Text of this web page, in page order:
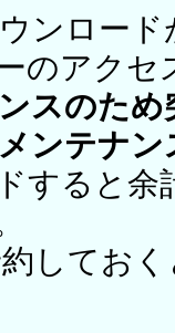
ンロー
のアクセ
スのため
メンテナ
すると余
してお